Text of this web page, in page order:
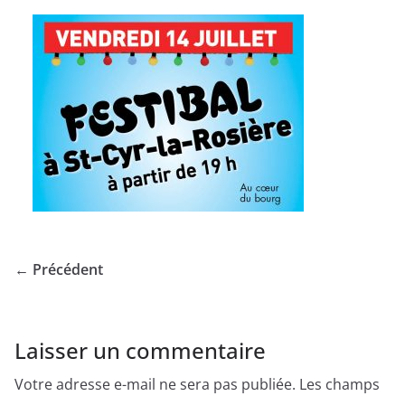
← Précédent
Laisser un commentaire
Votre adresse e-mail ne sera pas publiée. Les champs